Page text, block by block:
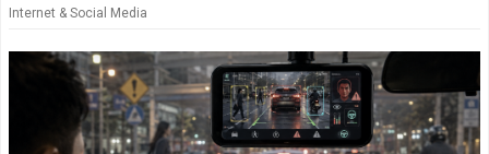
Internet & Social Media